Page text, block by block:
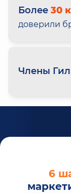
Более 30
доверили
Члены
6